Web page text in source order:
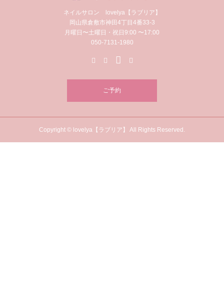
ネイルサロン lovelya【ラブリア】
岡山県倉敷市神田4丁目4番33-3
月曜日〜土曜日・祝日9:00 〜17:00
050-7131-1980
ご予約
Copyright © lovelya【ラブリア】 All Rights Reserved.